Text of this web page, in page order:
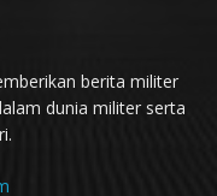
berita militer
dunia militer serta